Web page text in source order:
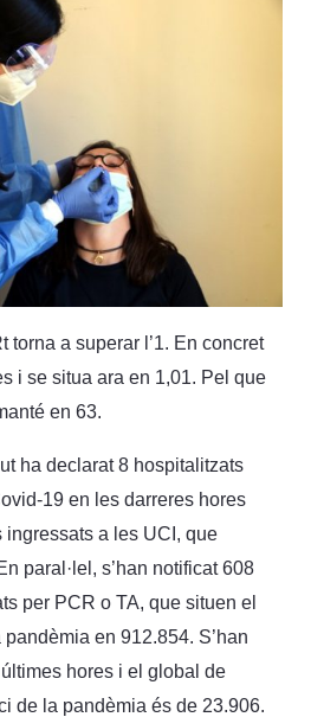
torna a superar l’1. En concret
i se situa ara en 1,01. Pel que
en 63.
ha declarat 8 hospitalitzats
19 en les darreres hores
ingressats a les UCI, que
paral·lel, s’han notificat 608
per PCR o TA, que situen el
en 912.854. S’han
hores i el global de
de la pandèmia és de 23.906.